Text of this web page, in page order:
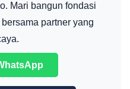
Mari bangun fondasi
partner yang